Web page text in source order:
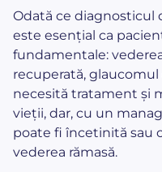
Odată ce diagnosticul
este esențial ca
fundamentale:
recuperată, glaucomul
necesită tratament și
vieții, dar, cu un
poate fi încetinită sau
vederea rămasă.